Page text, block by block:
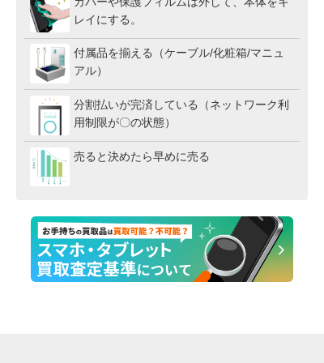
レイにする。
付属品を揃える（ケーブル/化粧箱/マニュ
アル）
分割払いが完済している（ネットワーク利
用制限が〇の状態）
売ると決めたら早めに売る